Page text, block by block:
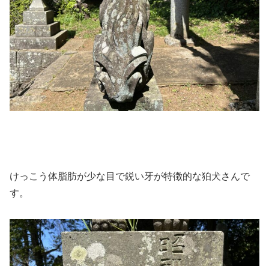
けっこう体脂肪が少な目で鋭い牙が特徴的な狛犬さんで
す。